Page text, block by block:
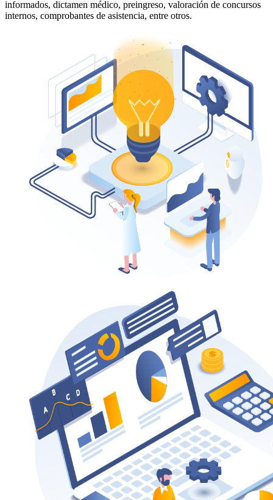
informados, dictamen médico, preingreso, valoración de concursos
internos, comprobantes de asistencia, entre otros.